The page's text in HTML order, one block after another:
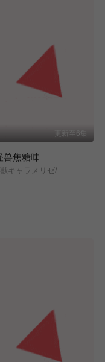
更新至6集
兽焦糖味
キャラメリゼ/